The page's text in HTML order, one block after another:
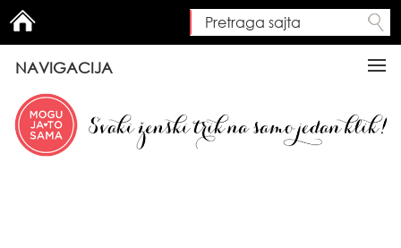
Search form
Pretraga sajta
NAVIGACIJA